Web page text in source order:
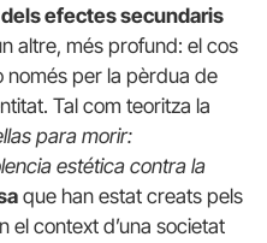
efectes secundaris
altre, més profund: el cos
només per la pèrdua de
Tal com teoritza la
para morir:
estética contra la
que han estat creats pels
el context d’una societat